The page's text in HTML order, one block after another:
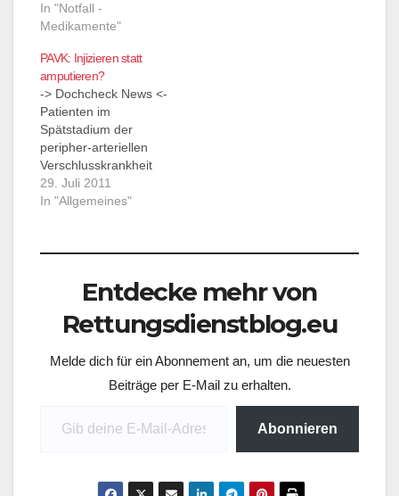
In "Notfall -
Medikamente"
PAVK: Injizieren statt
amputieren?
-> Dochcheck News <-
Patienten im
Spätstadium der
peripher-arteriellen
Verschlusskrankheit
droht die Amputation
der betroffenen
hin, dass die Injektion
Knochenmarkzellen zu
Amputationsrate führen
von Dr. Thorsten Braun
mehr... -> Doccheck
News <- Zur PAVK: Die
Verschlusskrankheit, ist
29. Juli 2011
In "Allgemeines"
Entdecke mehr von
Rettungsdienstblog.eu
Melde dich für ein Abonnement an, um die neuesten
Beiträge per E-Mail zu erhalten.
Abonnieren